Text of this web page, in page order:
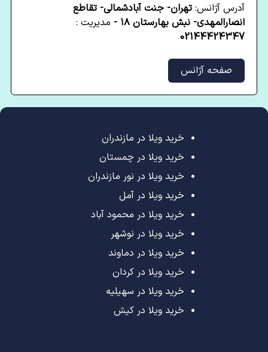
آدرس آژانس:تهران- جنت آبادشمالی- تقاطع
انصارالمهدی- نبش بهارستان ۱۸ -
مدیریت :
02144424347
صفحه آژانس
خرید ویلا در مازندران
خرید ویلا در چمستان
خرید ویلا در نور مازندران
خرید ویلا در آمل
خرید ویلا در محمود آباد
خرید ویلا در نوشهر
خرید ویلا در دماوند
خرید ویلا در کردان
خرید ویلا در سهیلیه
خرید ویلا در کیش